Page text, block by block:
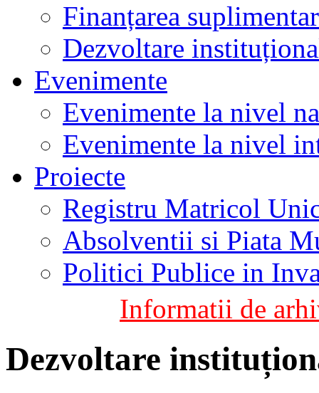
Finanțarea
Dezvoltare
Evenimente
Evenimente la nivel
Evenimente la nivel
Proiecte
Registru Matricol
Absolventii si Piata
Politici Publice in
Informatii de
Dezvoltare